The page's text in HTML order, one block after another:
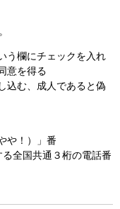
う欄にチェックを入れ
意を得る
込む、成人であると偽
や！）」番
全国共通３桁の電話番